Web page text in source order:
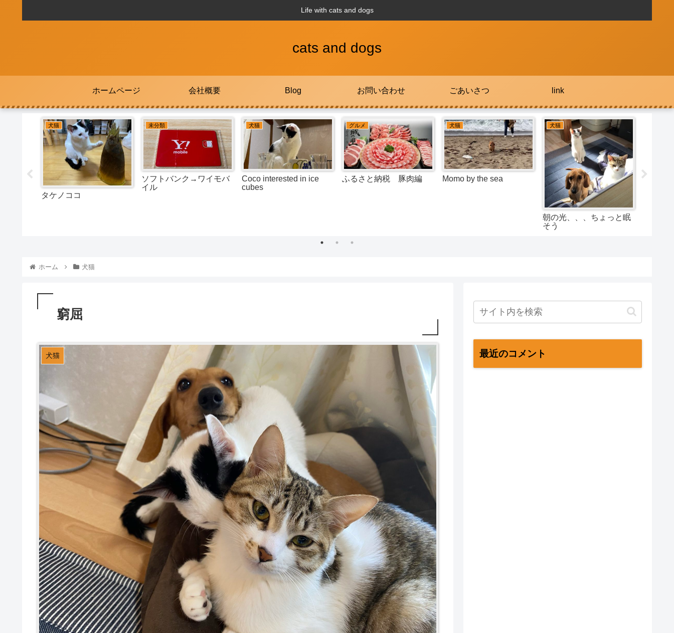
Life with cats and dogs
cats and dogs
ホームページ 会社概要 Blog お問い合わせ ごあいさつ link
犬猫
Momo on the green
犬猫 犬猫 犬猫 グルメ
小千谷周辺のおすすめラ
犬猫
Momo Falling asleep
ホーム 犬猫
窮屈
犬猫 最近のコメント